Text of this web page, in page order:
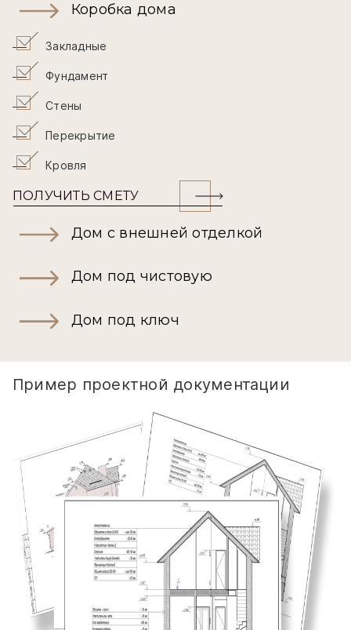
Коробка дома
Закладные
Фундамент
Стены
Перекрытие
Кровля
ПОЛУЧИТЬ СМЕТУ
Дом с внешней отделкой
Дом под чистовую
Дом под ключ
Пример проектной документации